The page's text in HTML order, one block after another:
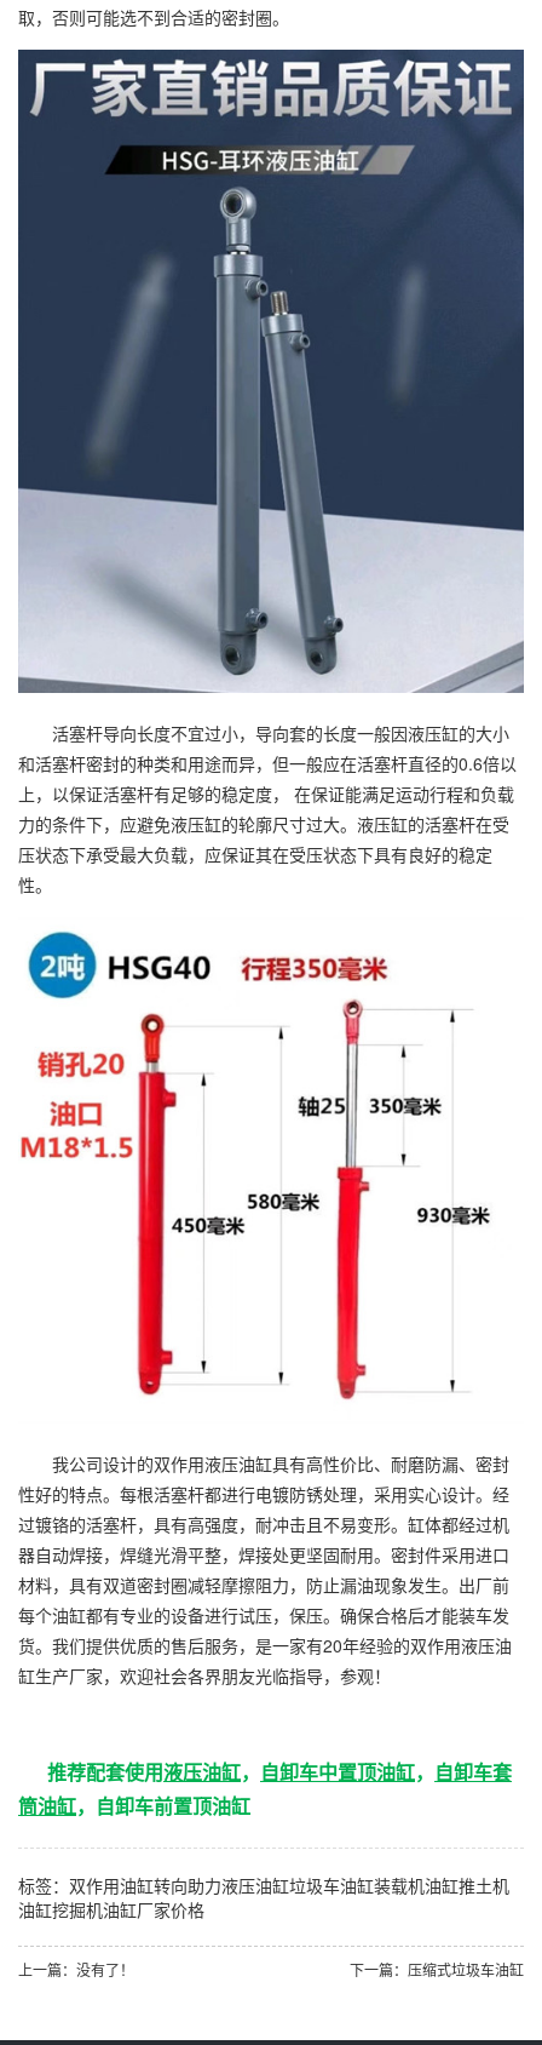
取，否则可能选不到合适的密封圈。
活塞杆导向长度不宜过小，导向套的长度一般因液压缸的大小
和活塞杆密封的种类和用途而异，但一般应在活塞杆直径的0.6倍以
上，以保证活塞杆有足够的稳定度， 在保证能满足运动行程和负载
力的条件下，应避免液压缸的轮廓尺寸过大。液压缸的活塞杆在受
压状态下承受最大负载，应保证其在受压状态下具有良好的稳定
性。
我公司设计的双作用液压油缸具有高性价比、耐磨防漏、密封
性好的特点。每根活塞杆都进行电镀防锈处理，采用实心设计。经
过镀铬的活塞杆，具有高强度，耐冲击且不易变形。缸体都经过机
器自动焊接，焊缝光滑平整，焊接处更坚固耐用。密封件采用进口
材料，具有双道密封圈减轻摩擦阻力，防止漏油现象发生。出厂前
每个油缸都有专业的设备进行试压，保压。确保合格后才能装车发
货。我们提供优质的售后服务，是一家有20年经验的双作用液压油
缸生产厂家，欢迎社会各界朋友光临指导，参观！
推荐配套使用液压油缸， 自卸车中置顶油缸， 自卸车套
筒油缸， 自卸车前置顶油缸
标签： 双作用油缸转向助力液压油缸垃圾车油缸装载机油缸推土机
油缸挖掘机油缸厂家价格
上一篇：没有了！ 下一篇：压缩式垃圾车油缸